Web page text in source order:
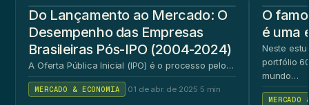
Do Lançamento ao Mercado: O
Desempenho das Empresas
Brasileiras Pós-IPO (2004-2024)
A Oferta Pública Inicial (IPO) é o processo pelo…
MERCADO & ECONOMIA 01 de abr. de 2025 5 min
O
é uma
Neste
portfólio
mundo…
MERCADO